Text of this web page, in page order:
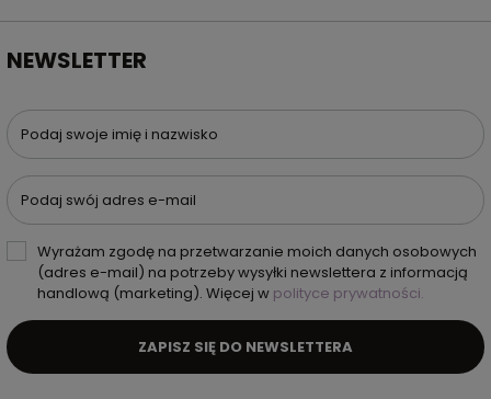
NEWSLETTER
Podaj swoje imię i nazwisko
Podaj swój adres e-mail
Wyrażam zgodę na przetwarzanie moich danych osobowych
(adres e-mail) na potrzeby wysyłki newslettera z informacją
handlową (marketing). Więcej w polityce prywatności.
ZAPISZ SIĘ DO NEWSLETTERA